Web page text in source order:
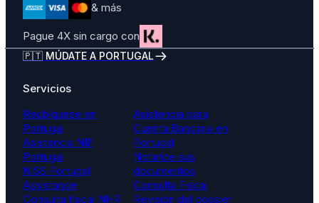
& más
Pague 4X sin cargo con
🇵🇹 MÚDATE A PORTUGAL
Servicios
Reubíquese en
Portugal
Asistencia NIF
Portugal
NISS Portugal
Assistance
Consulta fiscal NHR
Asistencia para
Cuenta Bancaria en
Portugal
Notarice sus
documentos
Consulta Fiscal
Revisión del dossier